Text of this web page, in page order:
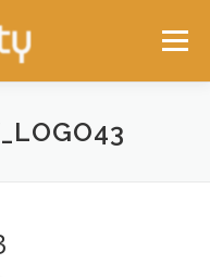
メニュー
会社概要